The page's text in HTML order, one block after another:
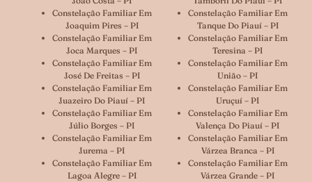
Constelação Familiar Em
Joaquim Pires – PI
Constelação Familiar Em
Joca Marques – PI
Constelação Familiar Em
José De Freitas – PI
Constelação Familiar Em
Juazeiro Do Piauí – PI
Constelação Familiar Em
Júlio Borges – PI
Constelação Familiar Em
Jurema – PI
Constelação Familiar Em
Lagoa Alegre – PI
Constelação Familiar Em
Tanque Do Piauí – PI
Constelação Familiar Em
Teresina – PI
Constelação Familiar Em
União – PI
Constelação Familiar Em
Uruçuí – PI
Constelação Familiar Em
Valença Do Piauí – PI
Constelação Familiar Em
Várzea Branca – PI
Constelação Familiar Em
Várzea Grande – PI